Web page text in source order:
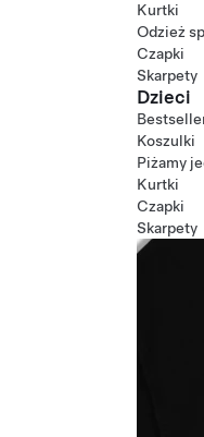
Kurtki
Odzież
Czapki
Skarpety
Dzieci
Koszulki
Piżamy
Kurtki
Czapki
Skarpety